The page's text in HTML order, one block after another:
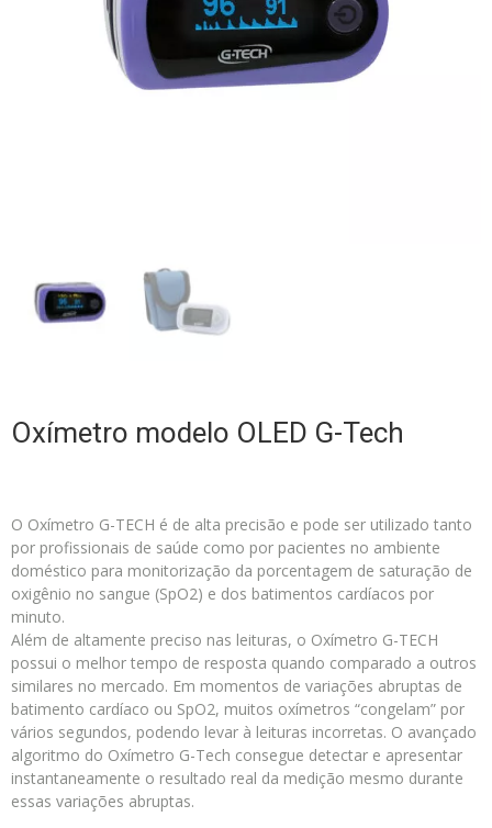
Oxímetro modelo OLED G-Tech
O Oxímetro G-TECH é de alta precisão e pode ser utilizado tanto
por profissionais de saúde como por pacientes no ambiente
doméstico para monitorização da porcentagem de saturação de
oxigênio no sangue (SpO2) e dos batimentos cardíacos por
minuto.
Além de altamente preciso nas leituras, o Oxímetro G-TECH
possui o melhor tempo de resposta quando comparado a outros
similares no mercado. Em momentos de variações abruptas de
batimento cardíaco ou SpO2, muitos oxímetros “congelam” por
vários segundos, podendo levar à leituras incorretas. O avançado
algoritmo do Oxímetro G-Tech consegue detectar e apresentar
instantaneamente o resultado real da medição mesmo durante
essas variações abruptas.